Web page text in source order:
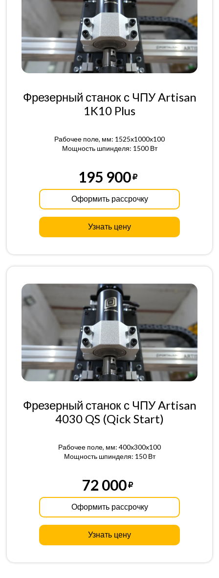
Фрезерный станок с ЧПУ Artisan
1K10 Plus
Рабочее поле, мм: 1525x1000x100
Мощность шпинделя: 1500 Вт
195 900
Оформить рассрочку
Узнать цену
Фрезерный станок с ЧПУ Artisan
4030 QS (Qick Start)
Рабочее поле, мм: 400x300x100
Мощность шпинделя: 150 Вт
72 000
Оформить рассрочку
Узнать цену